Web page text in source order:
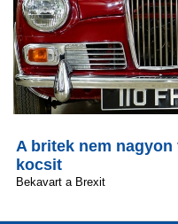
A britek nem nagyon
kocsit
Bekavart a Brexit